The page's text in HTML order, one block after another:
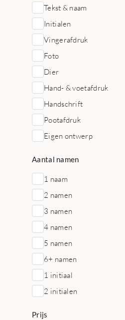
Tekst & naam
Initialen
Vingerafdruk
Foto
Dier
Hand- & voetafdruk
Handschrift
Pootafdruk
Eigen ontwerp
Aantal namen
1 naam
2 namen
3 namen
4 namen
5 namen
6+ namen
1 initiaal
2 initialen
Prijs